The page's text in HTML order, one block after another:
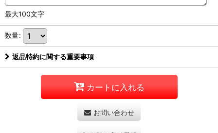
最大100文字
数量:
返品特約に関する重要事項
カートに入れる
お問い合わせ